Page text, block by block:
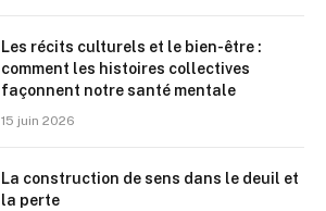
Les récits culturels et le bien-être :
comment les histoires collectives
façonnent notre santé mentale
15 juin 2026
La construction de sens dans le deuil et
la perte